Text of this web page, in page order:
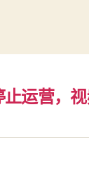
运营，